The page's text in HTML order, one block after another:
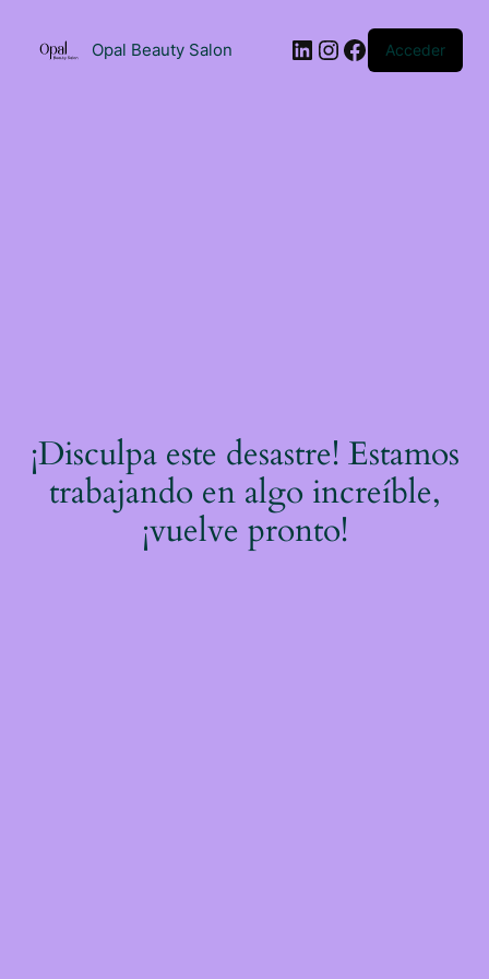
contenido
Opal Beauty Salon LinkedIn
Instagram
Facebook
Acceder
¡Disculpa este desastre! Estamos
trabajando en algo increíble,
¡vuelve pronto!